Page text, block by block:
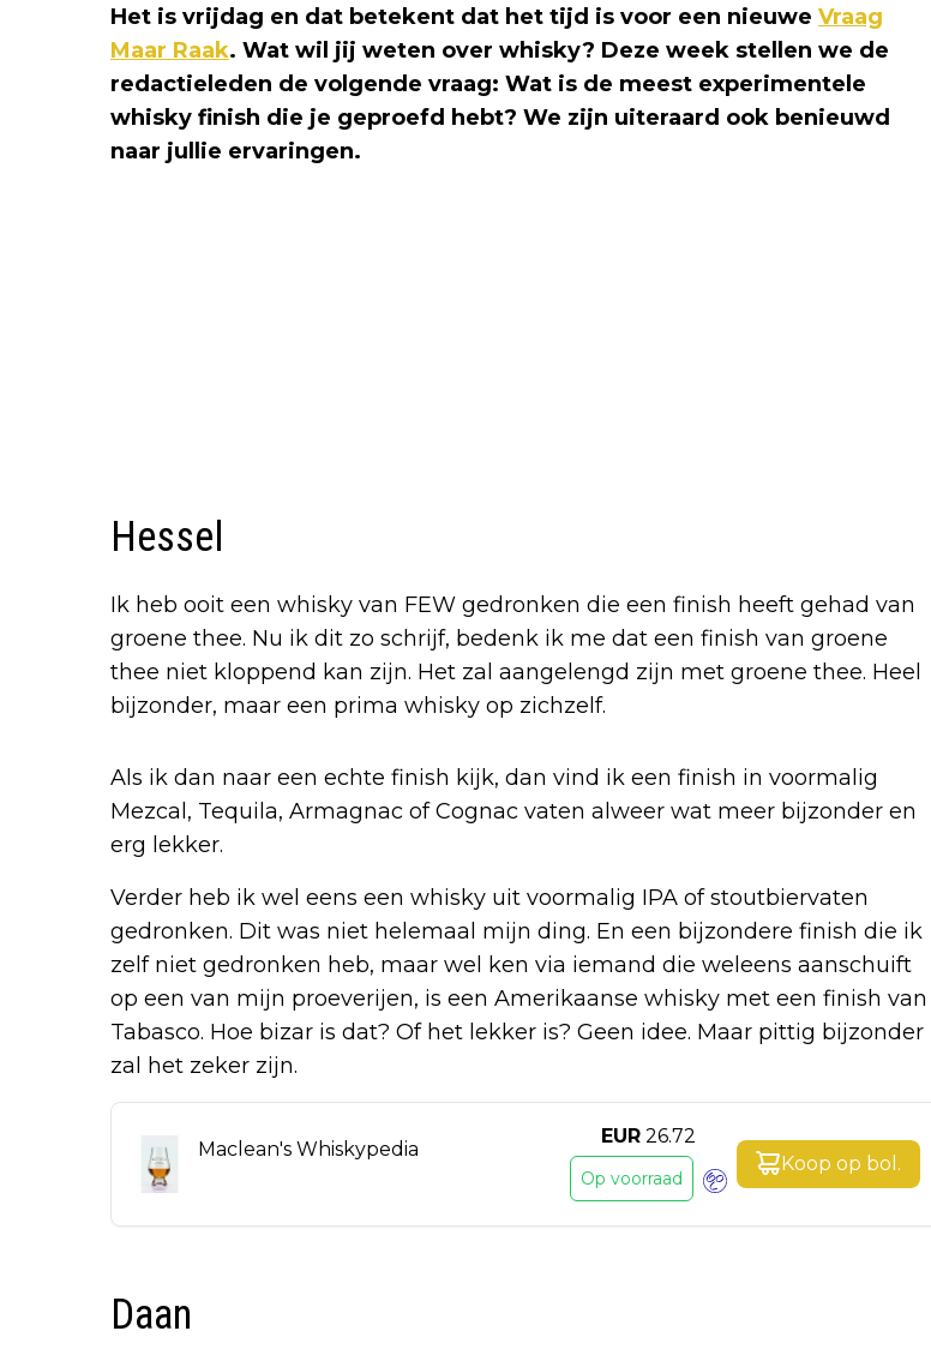
Het is vrijdag en dat betekent dat het tijd is voor een nieuwe Vraag
Maar Raak. Wat wil jij weten over whisky? Deze week stellen we de
redactieleden de volgende vraag: Wat is de meest experimentele
whisky finish die je geproefd hebt? We zijn uiteraard ook benieuwd
naar jullie ervaringen.
Hessel
Ik heb ooit een whisky van FEW gedronken die een finish heeft gehad van
groene thee. Nu ik dit zo schrijf, bedenk ik me dat een finish van groene
thee niet kloppend kan zijn. Het zal aangelengd zijn met groene thee. Heel
bijzonder, maar een prima whisky op zichzelf.
Als ik dan naar een echte finish kijk, dan vind ik een finish in voormalig
Mezcal, Tequila, Armagnac of Cognac vaten alweer wat meer bijzonder en
erg lekker.
Verder heb ik wel eens een whisky uit voormalig IPA of stoutbiervaten
gedronken. Dit was niet helemaal mijn ding. En een bijzondere finish die ik
zelf niet gedronken heb, maar wel ken via iemand die weleens aanschuift
op een van mijn proeverijen, is een Amerikaanse whisky met een finish van
Tabasco. Hoe bizar is dat? Of het lekker is? Geen idee. Maar pittig bijzonder
zal het zeker zijn.
Maclean's Whiskypedia
EUR 26.72
Op voorraad
Koop op bol .
Daan